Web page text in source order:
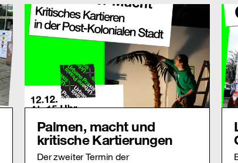
Palmen, macht und
kritische Kartierungen
Der zweiter Termin der